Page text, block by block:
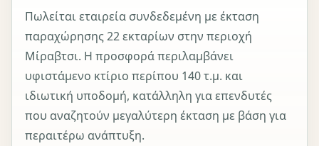
Πωλείται εταιρεία συνδεδεμένη με έκταση
παραχώρησης 22 εκταρίων στην περιοχή
Μίραβτσι. Η προσφορά περιλαμβάνει
υφιστάμενο κτίριο περίπου 140 τ.μ. και
ιδιωτική υποδομή, κατάλληλη για επενδυτές
που αναζητούν μεγαλύτερη έκταση με βάση για
περαιτέρω ανάπτυξη.